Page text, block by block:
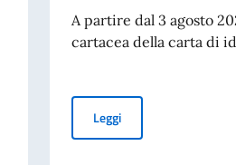
A partire dal 3 agosto
cartacea della carta di
LeggiCessazione della